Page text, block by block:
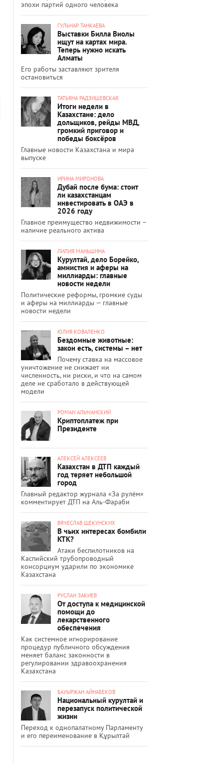
эпохи партий одного человека
ГУЛЬНАР ТАНКАЕВА
Выставки Билла Виолы
ищут на картах мира.
Теперь нужно искать
Алматы
Его работы заставляют зрителя
остановиться
ТАТЬЯНА РАДЗИШЕВСКАЯ
Итоги недели в
Казахстане: дело
дольщиков, рейды МВД,
громкий приговор и
победы боксёров
Главные новости Казахстана и мира
выпуске
ИРИНА МИРОНОВА
Дубай после бума: стоит
ли казахстанцам
инвестировать в ОАЭ в
2026 году
Главное преимущество недвижимости –
наличие реального актива
ЛИЛИЯ МАНЬШИНА
Курултай, дело Борейко,
амнистия и аферы на
миллиарды: главные
новости недели
Политические реформы, громкие суды
и аферы на миллиарды — главные
новости недели
ЮЛИЯ КОВАЛЕНКО
Бездомные животные:
закон есть, системы – нет
Почему ставка на массовое
уничтожение не снижает ни
численность, ни риски, и что на самом
деле не сработало в действующей
модели
РОМАН АЛЬМАНСКИЙ
Криптоплатеж при
Президенте
АЛЕКСЕЙ АЛЕКСЕЕВ
Казахстан в ДТП каждый
год теряет небольшой
город
Главный редактор журнала «За рулём»
комментирует ДТП на Аль-Фараби
ВЯЧЕСЛАВ ЩЕКУНСКИХ
В чьих интересах бомбили
КТК?
Атаки беспилотников на
Каспийский трубопроводный
консорциум ударили по экономике
Казахстана
РУСЛАН ЗАКИЕВ
От доступа к медицинской
помощи до
лекарственного
обеспечения
Как системное игнорирование
процедур публичного обсуждения
меняет баланс законности в
регулировании здравоохранения
Казахстана
БАУЫРЖАН АЙНАБЕКОВ
Национальный курултай и
перезапуск политической
жизни
Переход к однопалатному Парламенту
и его переименование в Құрылтай